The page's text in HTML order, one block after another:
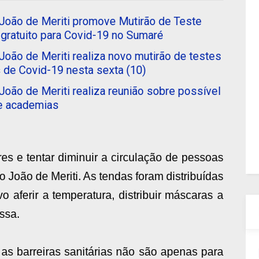
de Meriti promove Mutirão de Teste
para Covid-19 no Sumaré
de Meriti realiza novo mutirão de testes
de Covid-19 nesta sexta (10)
de Meriti realiza reunião sobre possível
academias
e tentar diminuir a circulação de pessoas
João de Meriti. As tendas foram distribuídas
aferir a temperatura, distribuir máscaras a
barreiras sanitárias não são apenas para